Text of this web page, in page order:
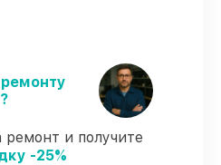
согласованные с
– починка с
сопровождением.
и получите
-25%